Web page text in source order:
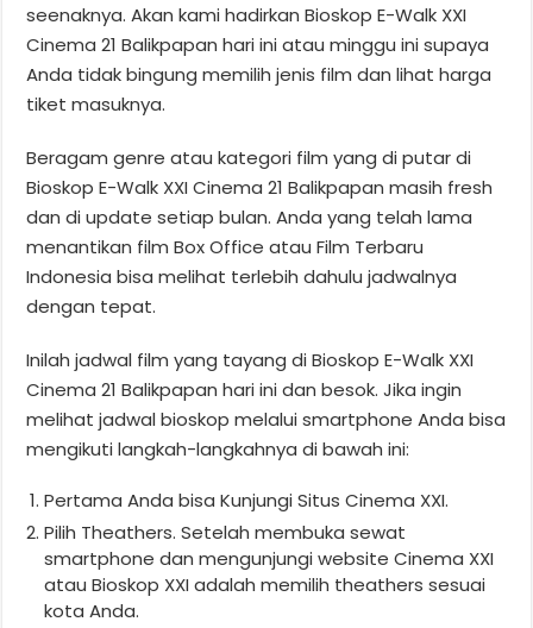
seenaknya. Akan kami hadirkan Bioskop E-Walk XXI
Cinema 21 Balikpapan hari ini atau minggu ini supaya
Anda tidak bingung memilih jenis film dan lihat harga
tiket masuknya.
Beragam genre atau kategori film yang di putar di
Bioskop E-Walk XXI Cinema 21 Balikpapan masih fresh
dan di update setiap bulan. Anda yang telah lama
menantikan film Box Office atau Film Terbaru
Indonesia bisa melihat terlebih dahulu jadwalnya
dengan tepat.
Inilah jadwal film yang tayang di Bioskop E-Walk XXI
Cinema 21 Balikpapan hari ini dan besok. Jika ingin
melihat jadwal bioskop melalui smartphone Anda bisa
mengikuti langkah-langkahnya di bawah ini:
Pertama Anda bisa Kunjungi Situs Cinema XXI.
Pilih Theathers. Setelah membuka sewat
smartphone dan mengunjungi website Cinema XXI
atau Bioskop XXI adalah memilih theathers sesuai
kota Anda.